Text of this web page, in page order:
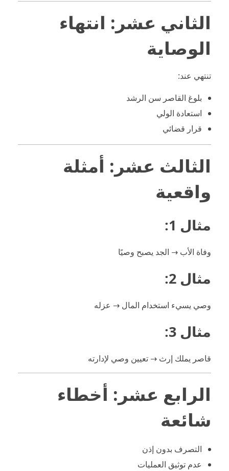
الثاني عشر: انتهاء
الوصاية
تنتهي عند:
بلوغ القاصر سن الرشد
استعادة الولي
قرار قضائي
الثالث عشر: أمثلة
واقعية
مثال 1:
وفاة الأب → الجد يصبح وصيًا
مثال 2:
وصي يسيء استخدام المال → عزله
مثال 3:
قاصر يملك إرث → تعيين وصي لإدارته
الرابع عشر: أخطاء
شائعة
التصرف بدون إذن
عدم توثيق العمليات